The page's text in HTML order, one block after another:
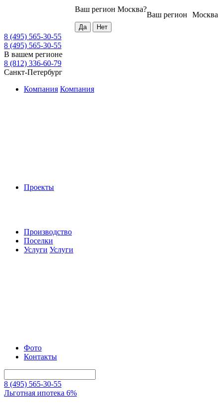
Москва
Ваш регион
Ваш регион Москва?
8 (495) 565-30-55
8 (495) 565-30-55
В вашем регионе
8 (812) 336-60-79
Санкт-Петербург
Компания Компания
Проекты
Производство
Поселки
Услуги Услуги
Фото
Контакты
8 (495) 565-30-55
Льготная ипотека 6%